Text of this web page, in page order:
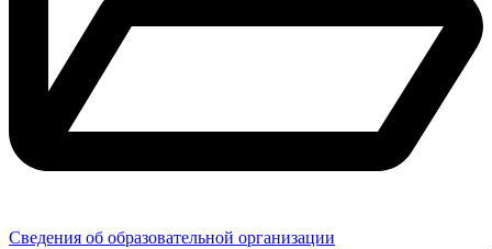
Сведения об образовательной организации